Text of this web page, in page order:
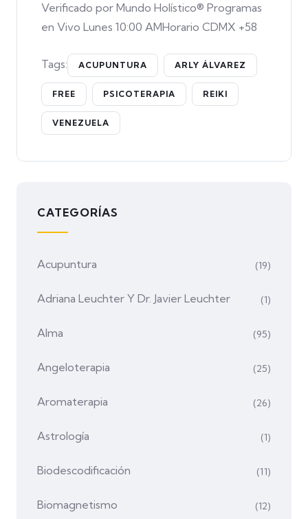
Verificado por Mundo Holístico® Programas
en Vivo Lunes 10:00 AMHorario CDMX +58
Tags: ACUPUNTURA ARLY ÁLVAREZ
FREE PSICOTERAPIA REIKI
VENEZUELA
CATEGORÍAS
Acupuntura (19)
Adriana Leuchter Y Dr. Javier Leuchter (1)
Alma (95)
Angeloterapia (25)
Aromaterapia (26)
Astrología (1)
Biodescodificación (11)
Biomagnetismo (12)